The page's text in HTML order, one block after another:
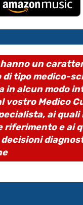
un
tipo medico-
in alcun modo
vostro Medico
ai quali
riferimento e ai